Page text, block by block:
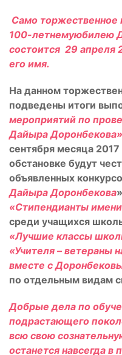
Само торжественное
100-летнемуюбилею
состоится 29 апреля
его имя.
На данном
подведены итоги
мероприятий по
Дайыра
сентября месяца
обстановке будут
объявленных
Дайыра Доронбекова
«Стипендианты
среди учащихся
«Лучшие классы
«Учителя – ветераны
вместе с
по отдельным видам
Добрые дела по
подрастающего
всю свою
останется навсегда в